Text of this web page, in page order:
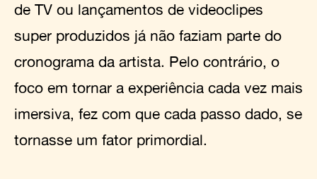
de TV ou lançamentos de videoclipes
super produzidos já não faziam parte do
cronograma da artista. Pelo contrário, o
foco em tornar a experiência cada vez mais
imersiva, fez com que cada passo dado, se
tornasse um fator primordial.